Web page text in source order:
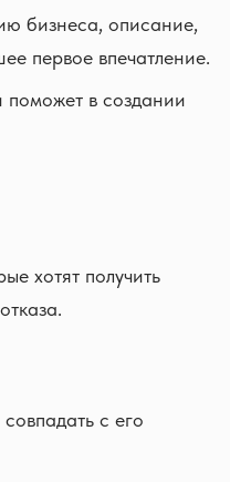
бизнеса, описание,
первое впечатление.
поможет в создании
хотят получить
с его